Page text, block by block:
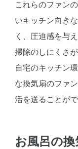
これらのファン
いキッチン向き
く、圧迫感を与
掃除のしにくさ
自宅のキッチン
な換気扇のファ
活を送ることがで
お風呂の換